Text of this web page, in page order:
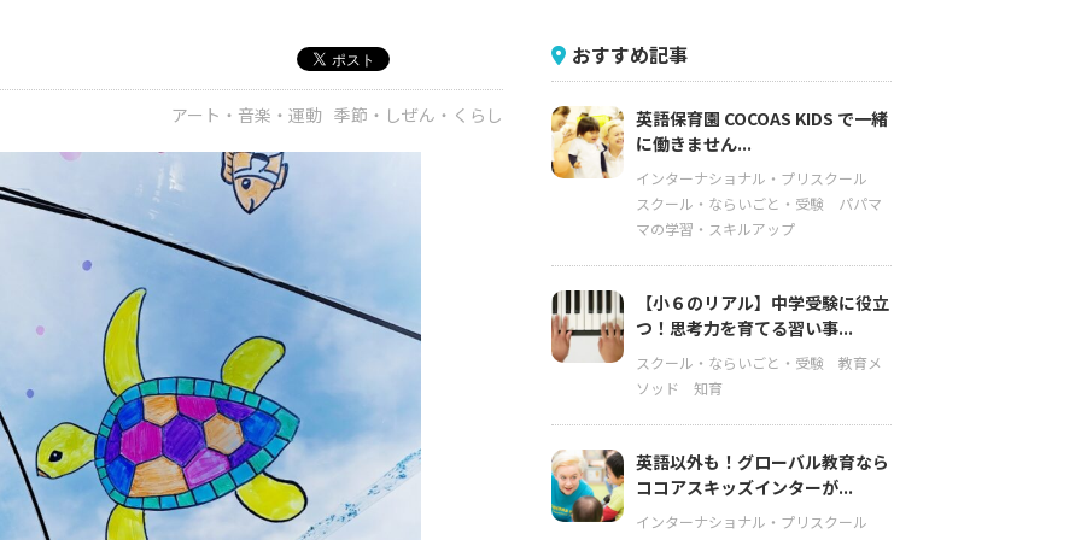
アート・音楽・運動 季節・しぜん・くらし
おすすめ記事
英語保育園 COCOAS KIDS で一緒
に働きません...
インターナショナル・プリスクール
スクール・ならいごと・受験
パパマ
マの学習・スキルアップ
【小６のリアル】中学受験に役立
つ！思考力を育てる習い事...
スクール・ならいごと・受験
教育メ
ソッド
知育
英語以外も！グローバル教育なら
ココアスキッズインターが...
インターナショナル・プリスクール